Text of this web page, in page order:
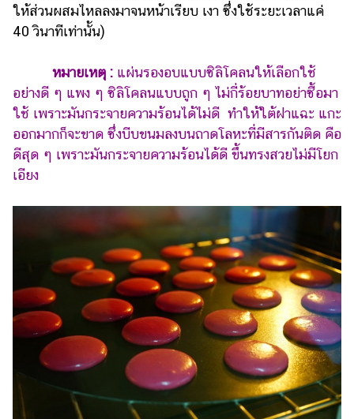
ให้ส่วนผสมไหลลงมาจนหน้าเรียบ เงา ซึ่งใช้ระยะเวลาแค่
40 วินาทีเท่านั้น)
หมายเหตุ : แผ่นรองอบแบบซิลิโคลนให้เลือกใช้
อย่างดี ๆ แพง ๆ ซิลิโคลนแบบถูก ๆ ไม่กี่ร้อยบาทอย่าซื้อมา
ใช้ เพราะมันกระจายความร้อนได้ไม่ดี ทำให้ใต้ฝาแฉะ แกะ
ออกมากก็จะขาด ซึ่งบีบขนมลงบนถาดโลหะที่มีสารกันติด คือ
ดีสุด ๆ เพราะมันกระจายความร้อนได้ดี ขึ้นทรงสวยไม่มีโยก
เอียง